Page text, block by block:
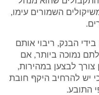
השמורים עימו,
בידי הבנק, ריבוי אותם
נמוכה ביותר, אם
צורך לבצען במהירות,
יש להרחיב היקף חובת
התובע.